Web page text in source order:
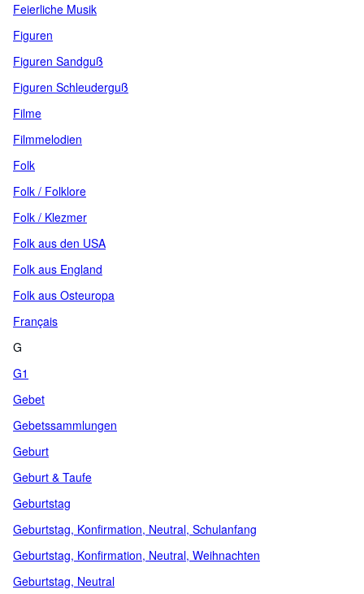
Feierliche Musik
Figuren
Figuren Sandguß
Figuren Schleuderguß
Filme
Filmmelodien
Folk
Folk / Folklore
Folk / Klezmer
Folk aus den USA
Folk aus England
Folk aus Osteuropa
Français
G
G1
Gebet
Gebetssammlungen
Geburt
Geburt & Taufe
Geburtstag
Geburtstag, Konfirmation, Neutral, Schulanfang
Geburtstag, Konfirmation, Neutral, Weihnachten
Geburtstag, Neutral